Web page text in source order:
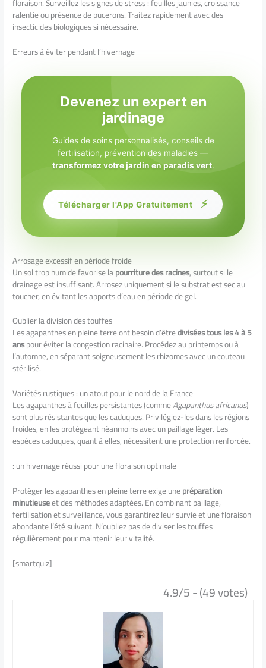
ralentie ou présence de pucerons. Traitez rapidement avec des
insecticides biologiques si nécessaire.
Erreurs à éviter pendant l’hivernage
Devenez un expert en
jardinage
Guides de soins personnalisés, conseils de
fertilisation, prévention des maladies —
transformez votre jardin en paradis vert.
Télécharger l'App Gratuitement ⚡
Arrosage excessif en période froide
Un sol trop humide favorise lapourriture des racines, surtout si le
drainage est insuffisant. Arrosez uniquement si le substrat est sec au
toucher, en évitant les apports d’eau en période de gel.
Oublier la division des touffes
Les agapanthes en pleine terre ont besoin d’êtredivisées tous les 4 à 5
anspour éviter la congestion racinaire. Procédez au printemps ou à
l’automne, en séparant soigneusement les rhizomes avec un couteau
stérilisé.
Variétés rustiques : un atout pour le nord de la France
Les agapanthes à feuilles persistantes (commeAgapanthus africanus)
sont plus résistantes que les caduques. Privilégiez-les dans les régions
froides, en les protégeant néanmoins avec un paillage léger. Les
espèces caduques, quant à elles, nécessitent une protection renforcée.
: un hivernage réussi pour une floraison optimale
Protéger les agapanthes en pleine terre exige unepréparation
minutieuseet des méthodes adaptées. En combinant paillage,
fertilisation et surveillance, vous garantirez leur survie et une floraison
abondante l’été suivant. N’oubliez pas de diviser les touffes
régulièrement pour maintenir leur vitalité.
[smartquiz]
4.9/5 - (49 votes)